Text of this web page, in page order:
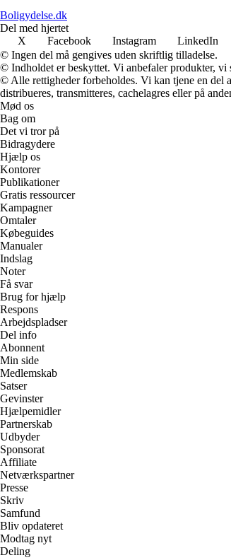
Boligydelse.dk
Del med hjertet
X
Facebook Instagram LinkedIn
© Ingen del må gengives uden skriftlig tilladelse.
© Indholdet er beskyttet. Vi anbefaler produkter, vi
© Alle rettigheder forbeholdes. Vi kan tjene en del
distribueres, transmitteres, cachelagres eller på
Mød os
Bag om
Det vi tror på
Bidragydere
Hjælp os
Kontorer
Publikationer
Gratis ressourcer
Kampagner
Omtaler
Købeguides
Manualer
Indslag
Noter
Få svar
Brug for hjælp
Respons
Arbejdspladser
Del info
Abonnent
Min side
Medlemskab
Satser
Gevinster
Hjælpemidler
Partnerskab
Udbyder
Sponsorat
Affiliate
Netværkspartner
Presse
Skriv
Samfund
Bliv opdateret
Modtag nyt
Deling